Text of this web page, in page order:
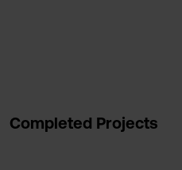
Completed Projects